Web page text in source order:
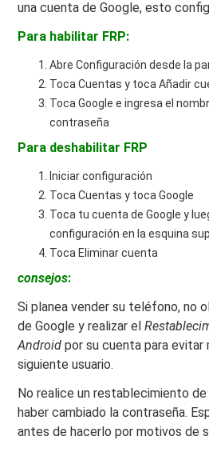
una cuenta de Google, esto
Para habilitar FRP:
Abre Configuración desde la
Toca Cuentas y toca Añadir
Toca Google e ingresa el
contraseña
Para deshabilitar FRP
Iniciar configuración
Toca Cuentas y toca Google
Toca tu cuenta de Google y
configuración en la esquina
Toca Eliminar cuenta
consejos:
Si planea vender su teléfono, no
de Google y realizar el
Android por su cuenta para evitar
siguiente usuario.
No realice un restablecimiento
haber cambiado la contraseña.
antes de hacerlo por motivos de